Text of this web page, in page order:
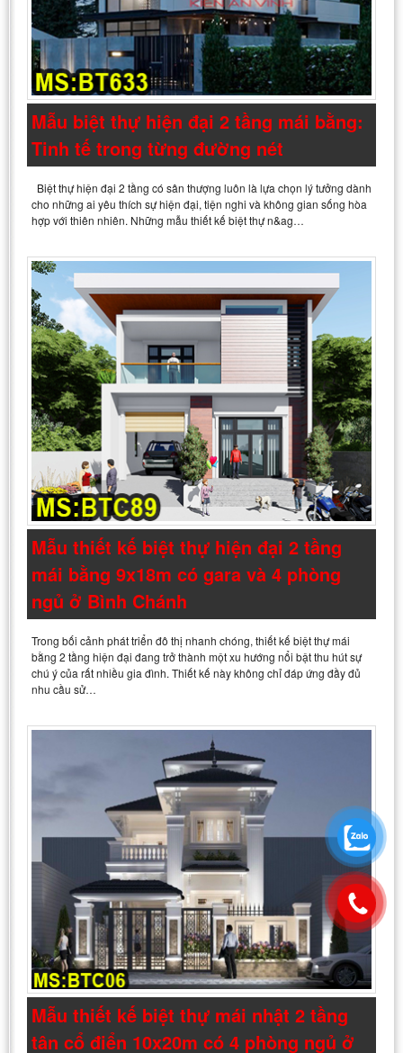
Mẫu biệt thự hiện đại 2 tầng mái bằng:
Tinh tế trong từng đường nét
Biệt thự hiện đại 2 tầng có sân thượng luôn là lựa chọn lý tưởng dành
cho những ai yêu thích sự hiện đại, tiện nghi và không gian sống hòa
hợp với thiên nhiên. Những mẫu thiết kế biệt thự n&ag…
Mẫu thiết kế biệt thự hiện đại 2 tầng
mái bằng 9x18m có gara và 4 phòng
ngủ ở Bình Chánh
Trong bối cảnh phát triển đô thị nhanh chóng, thiết kế biệt thự mái
bằng 2 tầng hiện đại đang trở thành một xu hướng nổi bật thu hút sự
chú ý của rất nhiều gia đình. Thiết kế này không chỉ đáp ứng đầy đủ
nhu cầu sử…
Mẫu thiết kế biệt thự mái nhật 2 tầng
tân cổ điển 10x20m có 4 phòng ngủ ở